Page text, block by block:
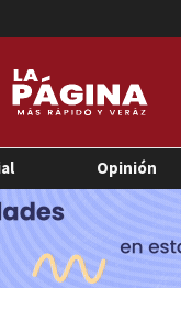
Opinión